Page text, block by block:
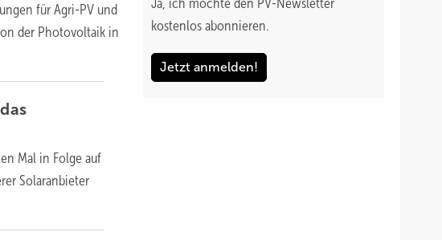
für Agri-PV und
der Photovoltaik in
Mal in Folge auf
Solaranbieter
Ja, ich möchte den PV-Newsletter
kostenlos abonnieren.
Jetzt anmelden!